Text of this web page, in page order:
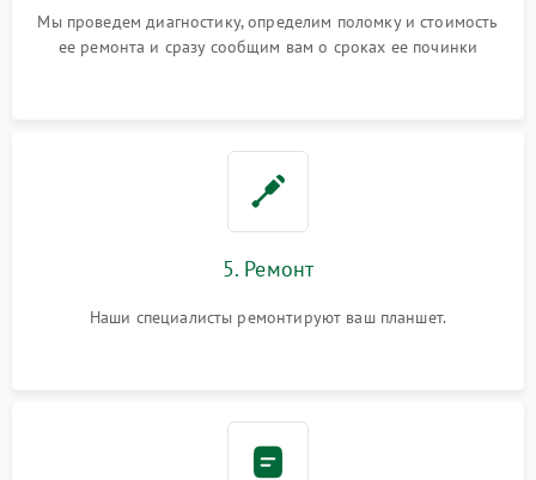
Мы проведем диагностику, определим поломку и стоимость
ее ремонта и сразу сообщим вам о сроках ее починки
5. Ремонт
Наши специалисты ремонтируют ваш планшет.